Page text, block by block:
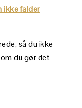
ikke falder
så du ikke
du gør det